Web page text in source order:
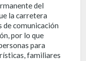
del
la carretera
de comunicación
por lo que
para
familiares